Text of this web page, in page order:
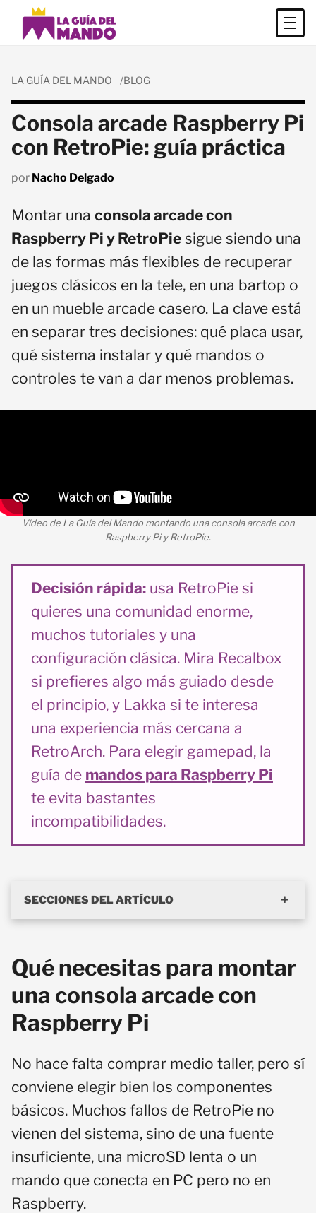
LA GUÍA DEL MANDO BLOG
Consola arcade Raspberry Pi
con RetroPie: guía práctica
por Nacho Delgado
Montar una consola arcade con
Raspberry Pi y RetroPie sigue siendo una
de las formas más flexibles de recuperar
juegos clásicos en la tele, en una bartop o
en un mueble arcade casero. La clave está
en separar tres decisiones: qué placa usar,
qué sistema instalar y qué mandos o
controles te van a dar menos problemas.
Vídeo de La Guía del Mando montando una consola arcade con
Raspberry Pi y RetroPie.
Decisión rápida: usa RetroPie si
quieres una comunidad enorme,
muchos tutoriales y una
configuración clásica. Mira Recalbox
si prefieres algo más guiado desde
el principio, y Lakka si te interesa
una experiencia más cercana a
RetroArch. Para elegir gamepad, la
guía de mandos para Raspberry Pi
te evita bastantes
incompatibilidades.
SECCIONES DEL ARTÍCULO
Qué necesitas para montar
una consola arcade con
Raspberry Pi
No hace falta comprar medio taller, pero sí
conviene elegir bien los componentes
básicos. Muchos fallos de RetroPie no
vienen del sistema, sino de una fuente
insuficiente, una microSD lenta o un
mando que conecta en PC pero no en
Raspberry.